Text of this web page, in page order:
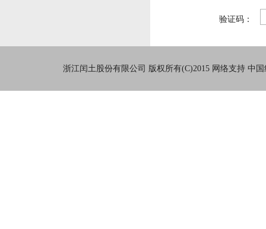
验证码：
浙江闰土股份有限公司 版权所有(C)2015 网络支持 中